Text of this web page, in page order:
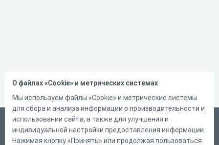
Русский
Справка
О файлах «Cookie» и метрических системах
Мы используем файлы «Cookie» и метрические системы
для сбора и анализа информации о производительности и
использовании сайта, а также для улучшения и
индивидуальной настройки предоставления информации.
Нажимая кнопку «Принять» или продолжая пользоваться